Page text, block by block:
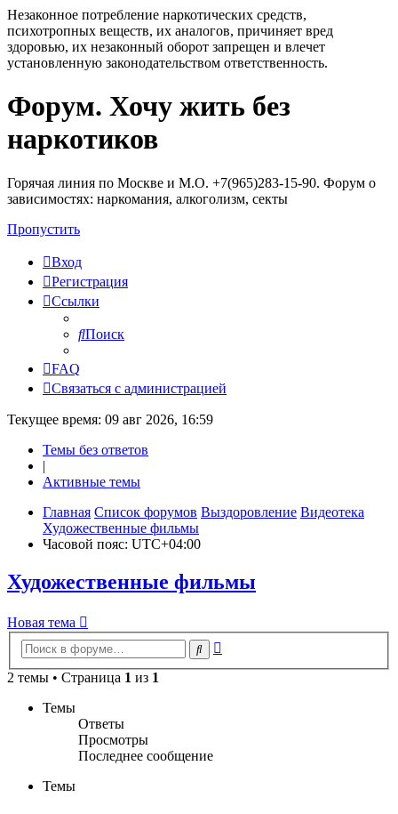
Незаконное потребление наркотических средств,
психотропных веществ, их аналогов, причиняет вред
здоровью, их незаконный оборот запрещен и влечет
установленную законодательством ответственность.
Регистрация
Форум. Хочу жить без
наркотиков
Горячая линия по Москве и М.О. +7(965)283-15-90. Форум о
зависимостях: наркомания, алкоголизм, секты
Пропустить
Вход
Регистрация
Ссылки
Поиск
FAQ
Связаться с администрацией
Текущее время: 09 авг 2026, 16:59
Темы без ответов
|
Активные темы
Главная Список форумов Выздоровление Видеотека
Художественные фильмы
Часовой пояс: UTC+04:00
Художественные фильмы
Новая
тема
Новая тема
Поиск
2 темы • Страница 1 из 1
Темы
Ответы
Просмотры
Последнее сообщение
Темы